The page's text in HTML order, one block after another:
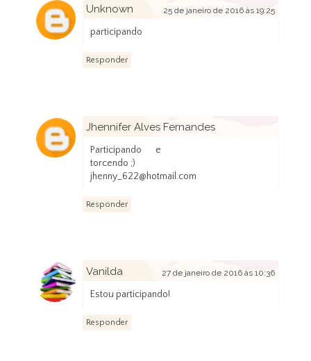
Unknown 25 de janeiro de 2016 às 19:25
participando
Responder
Jhennifer Alves Fernandes
Participando e
torcendo ;)
jhenny_622@hotmail.com
Responder
Vanilda 27 de janeiro de 2016 às 10:36
Estou participando!
Responder